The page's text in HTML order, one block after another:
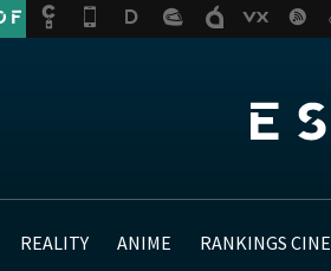
REALITY ANIME RANKINGS CINE